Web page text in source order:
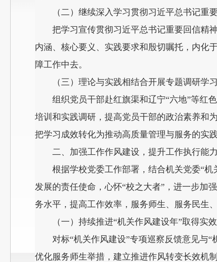
（二）继续深入学习贯彻习近平总书记重
把学习宣传贯彻习近平总书记重要回信精
内涵、核心要义、实践要求和殷切嘱托，内化
障工作中去。
（三）理论与实践相结合开展专题调研学
组织党员干部赴红旗渠和辽宁“六地”等红
培训和实践调研，提高党员干部的政治素养和
把学习成效转化为推动高质量管理与服务的实
二、加强工作作风建设，提升工作执行能
根据学校党委工作部署，结合机关党委“
发展的责任使命，心怀“校之大者”，进一步加
务水平，提高工作效率，服务师生、服务民生
（一）持续推进“机关作风建设年”取得实效
对标“机关作风建设”专项巡察反馈意见与
优化服务师生举措，建立推进作风转变长效机